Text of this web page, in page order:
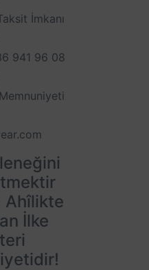
İmkanı
941 96 08
Ahîlikte
İlke